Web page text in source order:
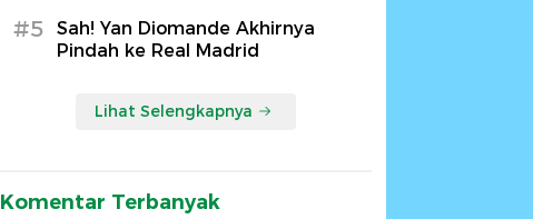
#5
Sah! Yan Diomande Akhirnya
Pindah ke Real Madrid
Lihat Selengkapnya
Komentar Terbanyak